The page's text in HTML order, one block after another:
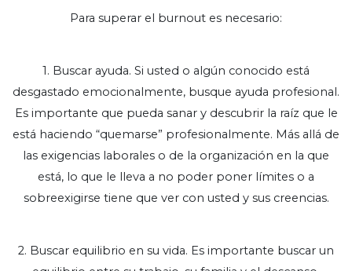
Para superar el burnout es necesario:
1. Buscar ayuda. Si usted o algún conocido está
desgastado emocionalmente, busque ayuda profesional.
Es importante que pueda sanar y descubrir la raíz que le
está haciendo “quemarse” profesionalmente. Más allá de
las exigencias laborales o de la organización en la que
está, lo que le lleva a no poder poner límites o a
sobreexigirse tiene que ver con usted y sus creencias.
2. Buscar equilibrio en su vida. Es importante buscar un